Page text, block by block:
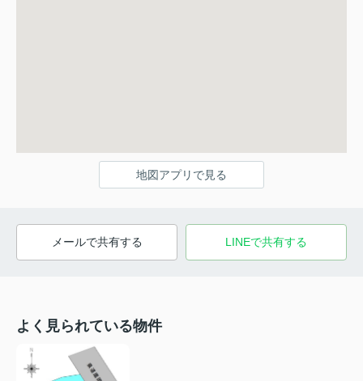
地図アプリで見る
メールで共有する LINEで共有する
よく見られている物件